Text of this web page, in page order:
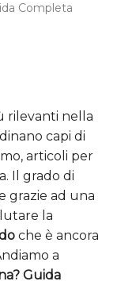
Completa
rilevanti nella
capi di
articoli per
Il grado di
grazie ad una
la
che è ancora
a
Guida